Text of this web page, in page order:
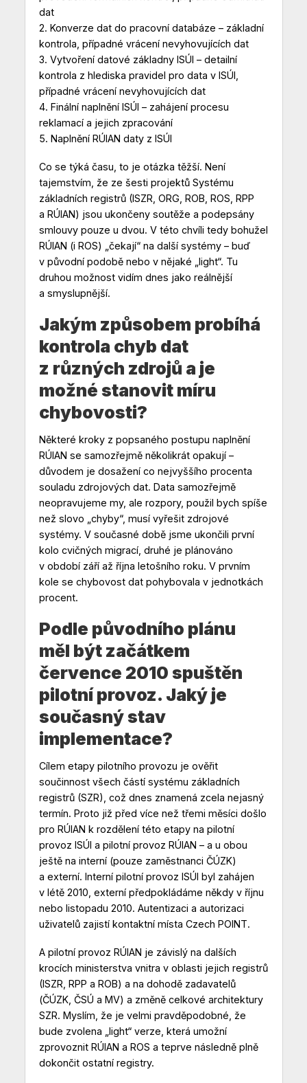
dat
2. Konverze dat do pracovní databáze – základní
kontrola, případné vrácení nevyhovujících dat
3. Vytvoření datové základny ISÚI – detailní
kontrola z hlediska pravidel pro data v ISÚI,
případné vrácení nevyhovujících dat
4. Finální naplnění ISÚI – zahájení procesu
reklamací a jejich zpracování
5. Naplnění RÚIAN daty z ISÚI
Co se týká času, to je otázka těžší. Není
tajemstvím, že ze šesti projektů Systému
základních registrů (ISZR, ORG, ROB, ROS, RPP
a RÚIAN) jsou ukončeny soutěže a podepsány
smlouvy pouze u dvou. V této chvíli tedy bohužel
RÚIAN (i ROS) „čekají“ na další systémy – buď
v původní podobě nebo v nějaké „light“. Tu
druhou možnost vidím dnes jako reálnější
a smyslupnější.
Jakým způsobem probíhá
kontrola chyb dat
z různých zdrojů a je
možné stanovit míru
chybovosti?
Některé kroky z popsaného postupu naplnění
RÚIAN se samozřejmě několikrát opakují –
důvodem je dosažení co nejvyššího procenta
souladu zdrojových dat. Data samozřejmě
neopravujeme my, ale rozpory, použil bych spíše
než slovo „chyby“, musí vyřešit zdrojové
systémy. V současné době jsme ukončili první
kolo cvičných migrací, druhé je plánováno
v období září až října letošního roku. V prvním
kole se chybovost dat pohybovala v jednotkách
procent.
Podle původního plánu
měl být začátkem
července 2010 spuštěn
pilotní provoz. Jaký je
současný stav
implementace?
Cílem etapy pilotního provozu je ověřit
součinnost všech částí systému základních
registrů (SZR), což dnes znamená zcela nejasný
termín. Proto již před více než třemi měsíci došlo
pro RÚIAN k rozdělení této etapy na pilotní
provoz ISÚI a pilotní provoz RÚIAN – a u obou
ještě na interní (pouze zaměstnanci ČÚZK)
a externí. Interní pilotní provoz ISÚI byl zahájen
v létě 2010, externí předpokládáme někdy v říjnu
nebo listopadu 2010. Autentizaci a autorizaci
uživatelů zajistí kontaktní místa Czech POINT.
A pilotní provoz RÚIAN je závislý na dalších
krocích ministerstva vnitra v oblasti jejich registrů
(ISZR, RPP a ROB) a na dohodě zadavatelů
(ČÚZK, ČSÚ a MV) a změně celkové architektury
SZR. Myslím, že je velmi pravděpodobné, že
bude zvolena „light“ verze, která umožní
zprovoznit RÚIAN a ROS a teprve následně plně
dokončit ostatní registry.